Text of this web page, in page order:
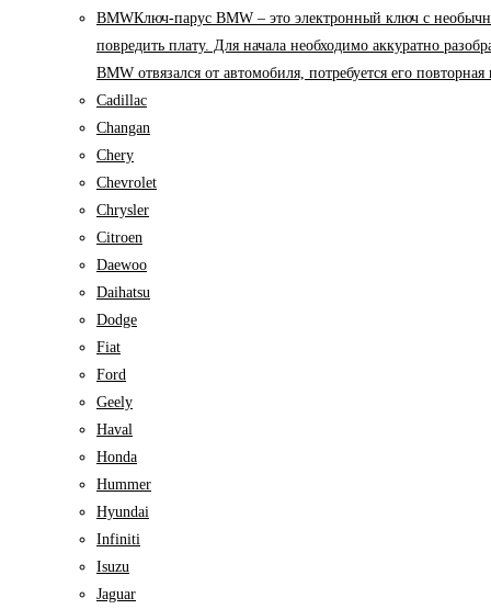
BMWКлюч-парус BMW – это электронный ключ с
повредить плату. Для начала необходимо аккуратно
BMW отвязался от автомобиля, потребуется его
Cadillac
Changan
Chery
Chevrolet
Chrysler
Citroen
Daewoo
Daihatsu
Dodge
Fiat
Ford
Geely
Haval
Honda
Hummer
Hyundai
Infiniti
Isuzu
Jaguar